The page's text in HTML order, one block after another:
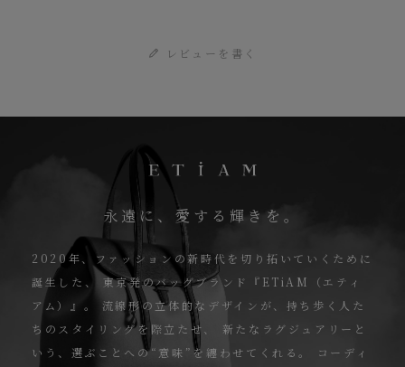
レビューを書く
永遠に、愛する輝きを。
2020年、ファッションの新時代を切り拓いていくために
誕生した、
東京発のバッグブランド『ETiAM（エティ
アム）』。
流線形の立体的なデザインが、持ち歩く人た
ちのスタイリングを際立たせ、
新たなラグジュアリーと
いう、選ぶことへの“意味”を纏わせてくれる。
コーディ